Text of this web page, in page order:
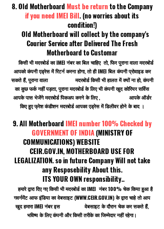
8. Old Motherboard Must be return to the Company
if you need IMEI Bill. (no worries about its
condition!)
Old Motherboard will collect by the company's
Courier Service after Delivered The Fresh
Motherboard to Customar
किसी भी मदरबोर्ड का IMEI नंबर का बिल चाहिए तो, फिर पुराना वाला मदरबोर्ड
आपको कंपनी एड्रेस में रिटर्न करना होगा, तो ही IMEI बिल कंपनी प्रोवाइड कर
सकते हैं, पुराना वाला मदरबोर्ड किसी भी हालत में क्यों ना हो, कंपनी
का कुछ फर्क नहीं पड़ता, पुराना मदरबोर्ड के लिए भी कंपनी खुद कोरियर सर्विस
आपके पास भेजेंगे मदरबोर्ड पिकअप करने के लिए , आपके ऑर्डर
किए हुए फ्रेश कंडीशन मदरबोर्ड आपका एड्रेस में डिलीवर होने के बाद ।
9. All Motherboard IMEI number 100% Checked by
GOVERNMENT OF INDIA(MINISTRY OF
COMMUNICATIONS) WEBSITE
CEIR.GOV.IN, MOTHERBOARD USE FOR
LEGALIZATION. so in future Company Will not take
any Resposebility About this.
ITS YOUR OWN responsibility..
हमारे द्वारा दिए गए किसी भी मदरबोर्ड का IMEI नंबर 100% चेक किया हुआ है
गवर्नमेंट आफ इंडिया का वेबसाइट (WWW.CEIR.GOV.IN) के द्वारा चाहे तो आप
खुद हमारा IMEI नंबर इस वेबसाइट के दौरान चेक कर सकते हैं,
भविष्य के लिए कंपनी और किसी तरीके का जिम्मेदार नहीं रहेगा।